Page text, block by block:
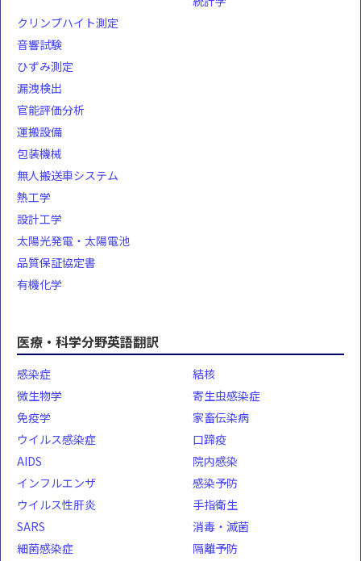
クリンプハイト測定
音響試験
ひずみ測定
漏洩検出
官能評価分析
運搬設備
包装機械
無人搬送車システム
熱工学
設計工学
太陽光発電・太陽電池
品質保証協定書
有機化学
医療・科学分野英語翻訳
感染症
微生物学
免疫学
ウイルス感染症
AIDS
インフルエンザ
ウイルス性肝炎
SARS
細菌感染症
結核
寄生虫感染症
家畜伝染病
口蹄疫
院内感染
感染予防
手指衛生
消毒・滅菌
隔離予防